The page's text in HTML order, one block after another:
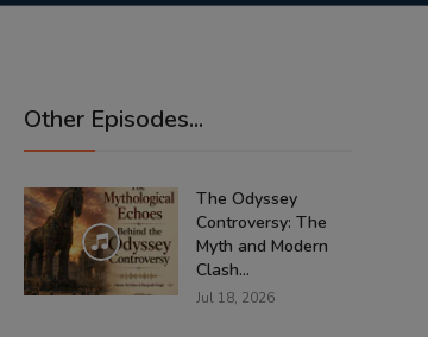
Other Episodes...
The Odyssey
Controversy: The
Myth and Modern
Clash...
Jul 18, 2026